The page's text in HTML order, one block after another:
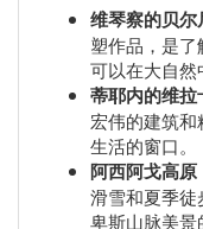
维琴察的贝尔
塑作品，是
可以在大自然
蒂耶内的维拉
宏伟的建筑
生活的窗口。
阿西阿戈高原
滑雪和夏季
卑斯山脉美景